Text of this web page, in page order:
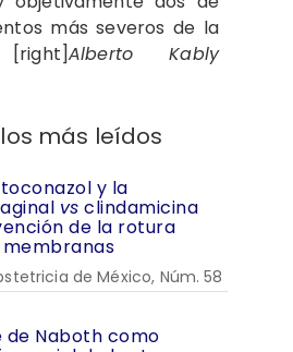
más severos de la
[right]Alberto Kably
más leídos
y la
vs clindamicina
de la rotura
de México, Núm. 58
de Naboth como